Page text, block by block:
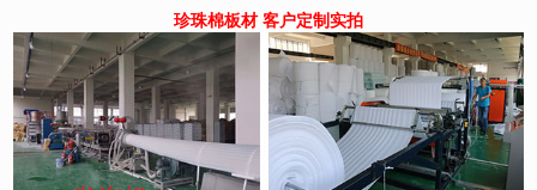
珍珠棉板材 客户定制实拍